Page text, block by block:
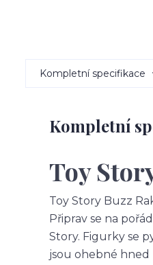
Kompletní specifikace
Kompletní
Toy
Toy Story Buzz
Připrav se na
Story. Figurky se
jsou ohebné